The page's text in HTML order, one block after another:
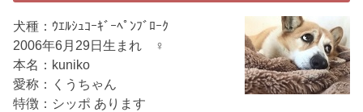
犬種：ｳｴﾙｼｭｺｰｷﾞｰﾍﾟﾝﾌﾞﾛｰｸ
2006年6月29日生まれ ♀
本名：kuniko
愛称：くうちゃん
特徴：シッポ あります